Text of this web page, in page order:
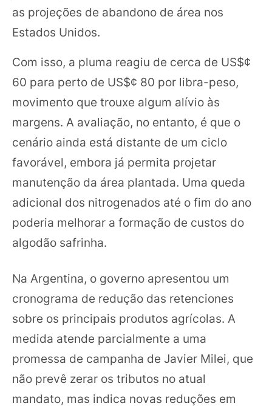
as projeções de abandono de área nos
Estados Unidos.
Com isso, a pluma reagiu de cerca de US$¢
60 para perto de US$¢ 80 por libra-peso,
movimento que trouxe algum alívio às
margens. A avaliação, no entanto, é que o
cenário ainda está distante de um ciclo
favorável, embora já permita projetar
manutenção da área plantada. Uma queda
adicional dos nitrogenados até o fim do ano
poderia melhorar a formação de custos do
algodão safrinha.
Na Argentina, o governo apresentou um
cronograma de redução das retenciones
sobre os principais produtos agrícolas. A
medida atende parcialmente a uma
promessa de campanha de Javier Milei, que
não prevê zerar os tributos no atual
mandato, mas indica novas reduções em